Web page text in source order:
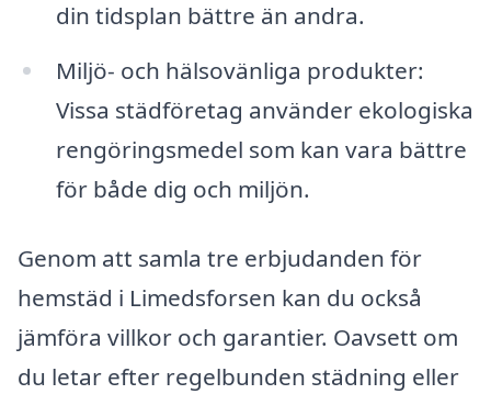
din tidsplan bättre än andra.
Miljö- och hälsovänliga produkter:
Vissa städföretag använder ekologiska
rengöringsmedel som kan vara bättre
för både dig och miljön.
Genom att samla tre erbjudanden för
hemstäd i Limedsforsen kan du också
jämföra villkor och garantier. Oavsett om
du letar efter regelbunden städning eller